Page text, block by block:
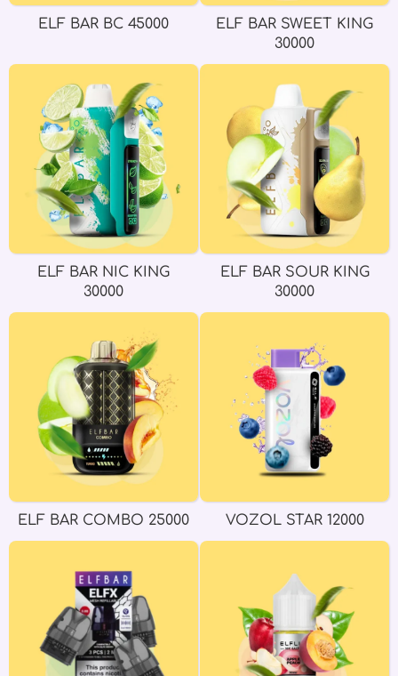
ELF BAR BC 45000
ELF BAR SWEET KING
30000
ELF BAR NIC KING
30000
ELF BAR SOUR KING
30000
ELF BAR COMBO 25000 VOZOL STAR 12000